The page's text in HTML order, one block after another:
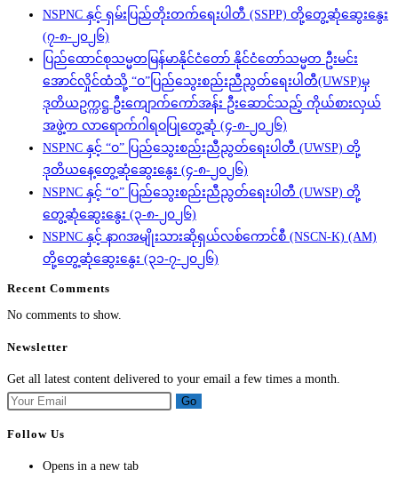
NSPNC နှင့် ရှမ်းပြည်တိုးတက်ရေးပါတီ (SSPP) တို့တွေ့ဆုံဆွေးနွေး
(၇-၈-၂၀၂၆)
ပြည်ထောင်စုသမ္မတမြန်မာနိုင်ငံတော် နိုင်ငံတော်သမ္မတ ဦးမင်း
အောင်လှိုင်ထံသို့ “ဝ”ပြည်သွေးစည်းညီညွတ်ရေးပါတီ(UWSP)မှ
ဒုတိယဥက္ကဋ္ဌ ဦးကျောက်ကော်အန်း ဦးဆောင်သည့် ကိုယ်စားလှယ်
အဖွဲ့က လာရောက်ဂါရဝပြုတွေ့ဆုံ (၄-၈-၂၀၂၆)
NSPNC နှင့် “ဝ” ပြည်သွေးစည်းညီညွတ်ရေးပါတီ (UWSP) တို့
ဒုတိယနေ့တွေ့ဆုံဆွေးနွေး (၄-၈-၂၀၂၆)
NSPNC နှင့် “ဝ” ပြည်သွေးစည်းညီညွတ်ရေးပါတီ (UWSP) တို့
တွေ့ဆုံဆွေးနွေး (၃-၈-၂၀၂၆)
NSPNC နှင့် နာဂအမျိုးသားဆိုရှယ်လစ်ကောင်စီ (NSCN-K) (AM)
တို့တွေ့ဆုံဆွေးနွေး (၃၁-၇-၂၀၂၆)
Recent Comments
No comments to show.
Newsletter
Get all latest content delivered to your email a few times a month.
Go
Follow Us
Opens in a new tab